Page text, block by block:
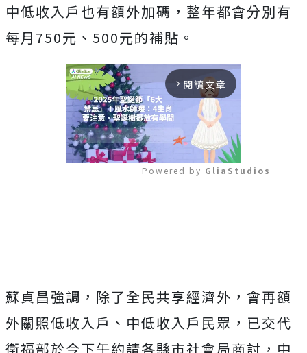
中低收入戶也有額外加碼，整年都會分別有
每月750元、500元的補貼。
arrow_forward_ios 閱讀文章
Powered by GliaStudios
蘇貞昌強調，除了全民共享經濟外，會再額
外關照低收入戶、中低收入戶民眾，已交代
衛福部於今下午約請各縣市社會局商討，中